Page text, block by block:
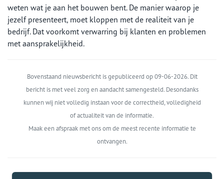
weten wat je aan het bouwen bent. De manier waarop je
jezelf presenteert, moet kloppen met de realiteit van je
bedrijf. Dat voorkomt verwarring bij klanten en problemen
met aansprakelijkheid.
Bovenstaand nieuwsbericht is gepubliceerd op 09-06-2026. Dit
bericht is met veel zorg en aandacht samengesteld. Desondanks
kunnen wij niet volledig instaan voor de correctheid, volledigheid
of actualiteit van de informatie.
Maak een afspraak met ons om de meest recente informatie te
ontvangen.